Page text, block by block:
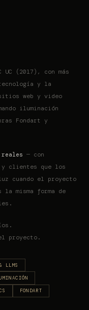
(2017), con más
y la
web y video
iluminación
Fondart y
— con
y clientes que los
cuando el proyecto
la misma forma de
proyecto.
LLMS
FONDART